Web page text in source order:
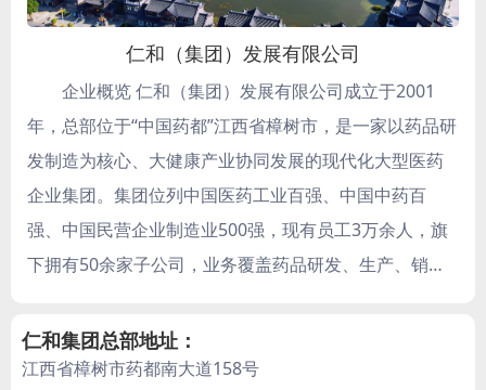
仁和（集团）发展有限公司
企业概览 仁和（集团）发展有限公司成立于2001
年，总部位于“中国药都”江西省樟树市，是一家以药品研
发制造为核心、大健康产业协同发展的现代化大型医药
企业集团。集团位列中国医药工业百强、中国中药百
强、中国民营企业制造业500强，现有员工3万余人，旗
下拥有50余家子公司，业务覆盖药品研发、生产、销售
品并进”的多元化产业格局。 核心实力 研发创新 集团构
建“五院一中心”科研体系，下设上海、沈阳、药都、珠
仁和集团总部地址：
江西省樟树市药都南大道158号